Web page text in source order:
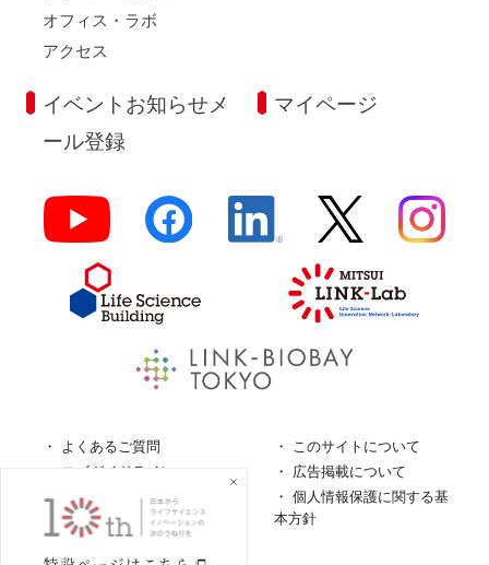
オフィス・ラボ
アクセス
イベントお知らせメ
ール登録
マイページ
よくあるご質問
このサイトについて
ロゴガイドライン
広告掲載について
特定商取引法に基づく表
個人情報保護に関する基
本方針